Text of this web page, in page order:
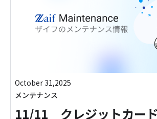
October 31,2025
メンテナンス
11/11 クレジットカー